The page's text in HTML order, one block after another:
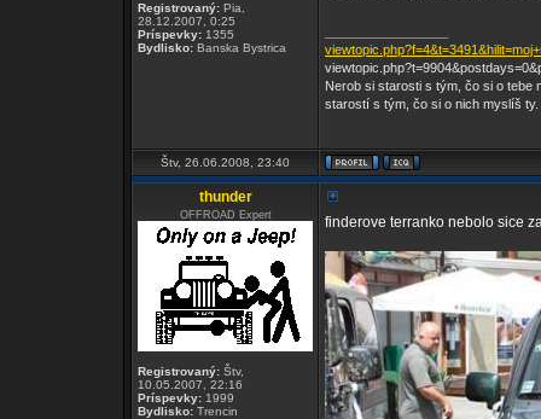
Registrovaný: Pia,
28.12.2007, 0:25
Príspevky: 1355
Bydlisko: Banska Bystrica
Nerob si starosti s tým, čo si o tebe
starostí s tým, čo si o nich myslíš ty.
Štv, 26.06.2008, 23:40
thunder
OFFROAD Expert
Registrovaný: Štv,
10.05.2007, 22:16
Príspevky: 1999
Bydlisko: Trencin
finderove terranko nebolo sice